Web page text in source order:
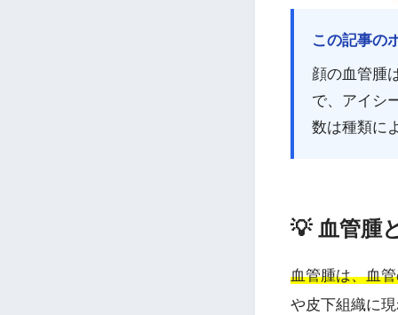
この記事の
顔の血管腫
で、アイシ
数は種類に
💡 血管腫
血管腫は、血
や皮下組織に